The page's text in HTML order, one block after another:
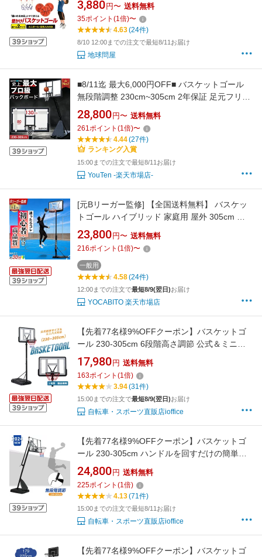
もちゃ ボール3個付き 空気入れセット (選べる2
サイズ)
3,880 円〜 送料無料
35ポイント (1倍)〜
4.63(24件)
8/10 12:00までの注文で最短8/11お届け
地球問屋
■8/11迄 最大6,000円OFF■ バスケットゴール
無段階調整 230cm~305cm 2年保証 足元フリー
モデル フロントボード付き ミニバスサイズ
230cm 一般公式サイズ 305cm まで対応 キャス
ター付き 屋外 家庭用 移動式 練習用 公式サイズ
リング 45cm バスケットボール
28,800 円〜 送料無料
261ポイント (1倍)〜
4.44(27件)
ランキング入賞
15:00までの注文で最短8/11お届け
YouTen -楽天市場店-
[元Bリーガー監修] 【全国送料無料】 バスケッ
トゴール ハイブリッド 家庭用 屋外 305cm 公
式サイズ対応 ミニバス 200cm 7段階 高さ調節
ポリカーボネート バックボード 練習用 スタン
ド 自立式 移動式 キャスター付 ★着後レビュー
でミカサバスケットボールプレゼント★
23,800 円〜 送料無料
216ポイント (1倍)〜
一般用
4.58(24件)
12:00までの注文で最短8/9(翌日)お届け
YOCABITO 楽天市場店
【先着77名様9%OFFクーポン】バスケットゴ
ール 230-305cm 6段階高さ調節 公式＆ミニバ
ス対応 移動可 工具付き ゴールネット バックボ
ード リング ミニバス 一般用 屋外用 1年保証付
き 屋外 室内 家庭用 ダンク 可 子供 体育館 屋外
用 7号 室内5号 5号 270cm
17,980 円 送料無料
163ポイント (1倍)
3.94(31件)
15:00までの注文で最短8/9(翌日)お届け
自転車・スポーツ直販店ioffice
【先着77名様9%OFFクーポン】バスケットゴ
ール 230-305cm ハンドルを回すだけの簡単高
さ調節 公式＆ミニバス対応 移動可 工具付き ゴ
ールネット バックボード リング ミニバス 屋外
室内 家庭用 ダンク 可 子供 体育館 屋外用 7号 7
号 室内5号 5号 270cm
24,800 円 送料無料
225ポイント (1倍)
4.13(71件)
15:00までの注文で最短8/11お届け
自転車・スポーツ直販店ioffice
【先着77名様9%OFFクーポン】バスケットゴ